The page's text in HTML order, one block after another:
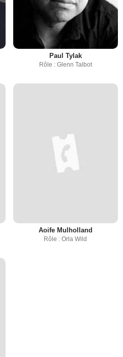
Paul Tylak
Rôle : Glenn Talbot
Aoife Mulholland
Rôle : Orla Wild